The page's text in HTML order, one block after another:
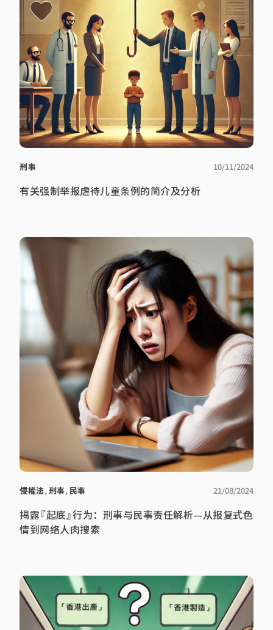
刑事 10/11/2024
有关强制举报虐待儿童条例的简介及分析
侵權法,刑事,民事 21/08/2024
揭露『起底』行为：刑事与民事责任解析—从报复式色
情到网络人肉搜索